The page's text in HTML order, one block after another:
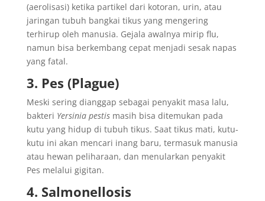
(aerolisasi) ketika partikel dari kotoran, urin, atau
jaringan tubuh bangkai tikus yang mengering
terhirup oleh manusia. Gejala awalnya mirip flu,
namun bisa berkembang cepat menjadi sesak napas
yang fatal.
3. Pes (Plague)
Meski sering dianggap sebagai penyakit masa lalu,
bakteri Yersinia pestismasih bisa ditemukan pada
kutu yang hidup di tubuh tikus. Saat tikus mati, kutu-
kutu ini akan mencari inang baru, termasuk manusia
atau hewan peliharaan, dan menularkan penyakit
Pes melalui gigitan.
4. Salmonellosis